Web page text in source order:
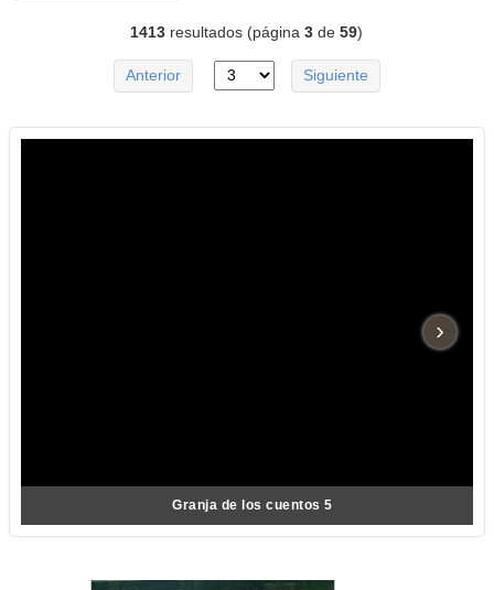
1413 resultados (página3 de59)
Anterior Siguiente
Granja de los cuentos 5
›